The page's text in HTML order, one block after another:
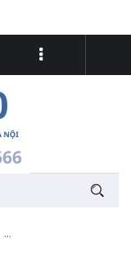
Chụp ảnh thời trang bộ